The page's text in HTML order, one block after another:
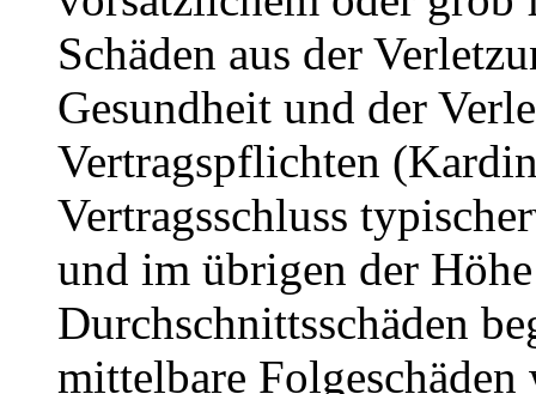
Schäden aus der
Gesundheit und der
Vertragspflichten
Vertragsschluss
und im übrigen der
Durchschnittsschäden
mittelbare Folgeschäden